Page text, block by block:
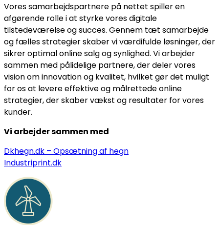
Vores samarbejdspartnere på nettet spiller en
afgørende rolle i at styrke vores digitale
tilstedeværelse og succes. Gennem tæt samarbejde
og fælles strategier skaber vi værdifulde løsninger, der
sikrer optimal online salg og synlighed. Vi arbejder
sammen med pålidelige partnere, der deler vores
vision om innovation og kvalitet, hvilket gør det muligt
for os at levere effektive og målrettede online
strategier, der skaber vækst og resultater for vores
kunder.
Vi arbejder sammen med
Dkhegn.dk – Opsætning af hegn
Industriprint.dk